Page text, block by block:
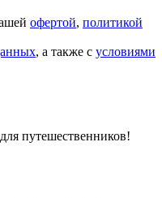
офертой, политикой
, а также с условиями
путешественников!